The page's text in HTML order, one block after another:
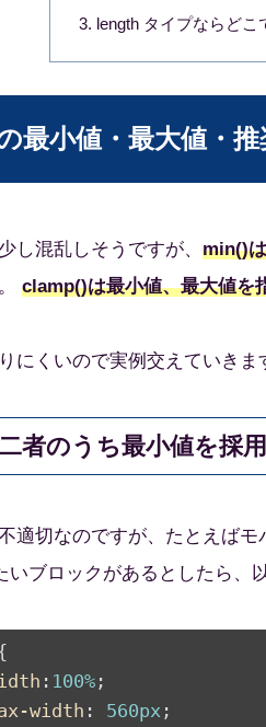
length タイプならどこ
最小値・最大値・
し混乱しそうですが、 min()
clamp()は最小値、最大値を
にくいので実例交えていきま
者のうち最小値を採用
適切なのですが、たとえば
いブロックがあるとしたら、
: 100% ;
width : 560px ;